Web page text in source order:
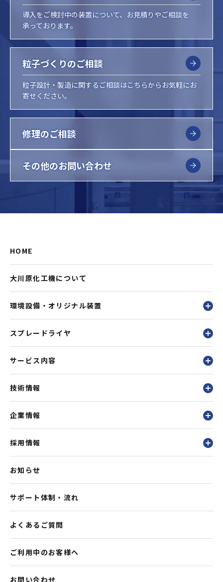
導入をご検討中の装置について、お見積りやご相談を
承っております。
粒子づくりのご相談
粒子設計・製造に関するご相談はこちらからお気軽にお
寄せください。
修理のご相談
その他のお問い合わせ
HOME
大川原化工機について
環境設備・オリジナル装置
スプレードライヤ
サービス内容
技術情報
企業情報
採用情報
お知らせ
サポート体制・流れ
よくあるご質問
ご利用中のお客様へ
お問い合わせ